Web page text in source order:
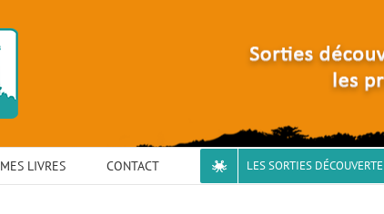
MES LIVRES CONTACT LES SORTIES DÉCOUVERTE